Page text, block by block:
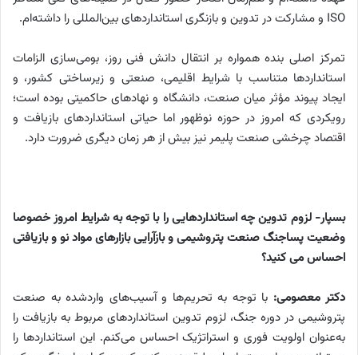
ISO و مشارکت در تدوین و بازنگری استانداردهای بین‌المللی را داشته‌ام.
تمرکز اصلی بنده همواره بر انتقال دانش فنی روز، بومی‌سازی الزامات
استانداردها متناسب با شرایط اقلیمی، صنعتی و زیرساختی کشور، و
ایجاد پیوند مؤثر میان صنعت، دانشگاه و نهادهای حاکمیتی بوده است؛
رویکردی که امروز در حوزه نوظهور اما حیاتی استانداردهای بازیافت و
اقتصاد چرخشی صنعت پلیمر نیز بیش از هر زمان دیگری ضرورت دارد.
بسپار- لزوم تدوین چه استانداردهایی را با توجه به شرایط امروز خصوصا
وضعیت پساجنگ صنعت پتروشیمی و بازآرایی بازارهای مواد نو و بازیافتی
احساس می کنید؟
دکتر معصومی: با توجه به تحریم‌ها و آسیب‌های واردشده به صنعت
پتروشیمی در دوره جنگ، لزوم تدوین استانداردهای مربوط به بازیافت را
به‌عنوان اولویت فوری و استراتژیک احساس می‌کنم. این استانداردها را